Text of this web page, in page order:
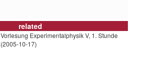
related
Vorlesung Experimentalphysik V, 1. Stunde
(2005-10-17)